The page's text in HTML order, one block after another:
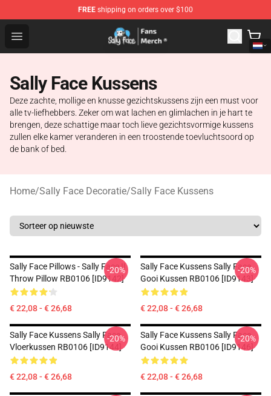
FREE shipping on orders over $100
Open menu
Sally Face Store - Official Sally Face Merchandise Shop
Sally Face Kussens
Deze zachte, mollige en knusse gezichtskussens zijn een must voor
alle tv-liefhebbers. Zeker om wat lachen en glimlachen in je hart te
brengen, deze schattige maar toch lieve gezichtsvormige kussens
zullen elke kamer veranderen in een troostende toevluchtsoord op
de bank of bed.
Home/Sally Face Decoratie/Sally Face Kussens
Sally Face Pillows - Sally Face !!
Throw Pillow RB0106 [ID9142]
€ 22,08 - € 26,68
-20%
Sally Face Kussens Sally Face
Gooi Kussen RB0106 [ID9143]
€ 22,08 - € 26,68
-20%
Sally Face Kussens Sally Face
Vloerkussen RB0106 [ID9144]
€ 22,08 - € 26,68
-20%
Sally Face Kussens Sally Face
Gooi Kussen RB0106 [ID9146]
€ 22,08 - € 26,68
-20%